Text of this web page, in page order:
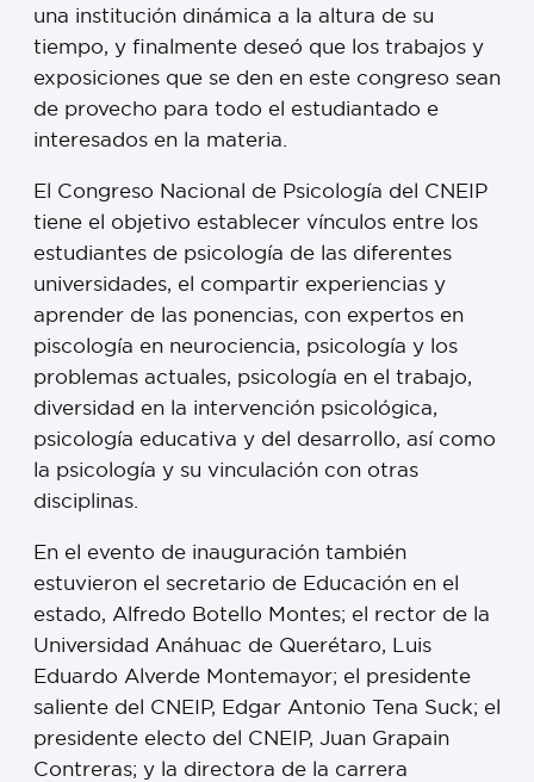
una institución dinámica a la altura de su
tiempo, y finalmente deseó que los trabajos y
exposiciones que se den en este congreso sean
de provecho para todo el estudiantado e
interesados en la materia.
El Congreso Nacional de Psicología del CNEIP
tiene el objetivo establecer vínculos entre los
estudiantes de psicología de las diferentes
universidades, el compartir experiencias y
aprender de las ponencias, con expertos en
piscología en neurociencia, psicología y los
problemas actuales, psicología en el trabajo,
diversidad en la intervención psicológica,
psicología educativa y del desarrollo, así como
la psicología y su vinculación con otras
disciplinas.
En el evento de inauguración también
estuvieron el secretario de Educación en el
estado, Alfredo Botello Montes; el rector de la
Universidad Anáhuac de Querétaro, Luis
Eduardo Alverde Montemayor; el presidente
saliente del CNEIP, Edgar Antonio Tena Suck; el
presidente electo del CNEIP, Juan Grapain
Contreras; y la directora de la carrera